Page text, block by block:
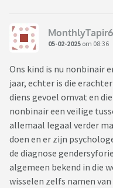
05-02-2025 om 08:36
Ons kind is nu nonbinair
jaar, echter is die
diens gevoel omvat en
nonbinair een veilige
allemaal legaal verder
doen en er zijn
de diagnose
algemeen bekend in die
wisselen zelfs namen